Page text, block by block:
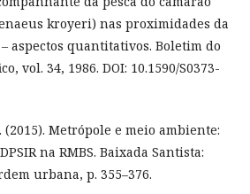
kroyeri) nas proximidades da
– aspectos quantitativos. Boletim do
vol. 34, 1986. DOI: 10.1590/S0373-
(2015). Metrópole e meio ambiente:
na RMBS. Baixada Santista:
urbana, p. 355–376.